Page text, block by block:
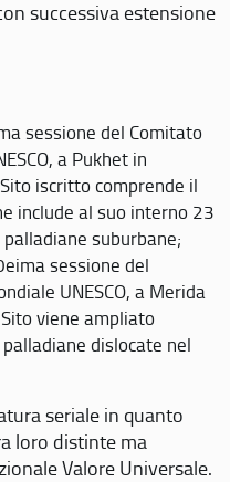
successiva estensione
sessione del Comitato
a Pukhet in
iscritto comprende il
include al suo interno 23
suburbane;
sessione del
UNESCO, a Merida
viene ampliato
dislocate nel
seriale in quanto
loro distinte ma
Valore Universale.